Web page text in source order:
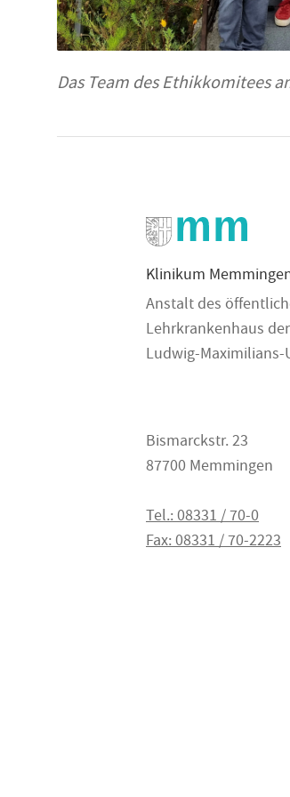
Das Team des Ethikkomitees
Klinikum
Anstalt des
Lehrkrankenhaus der
Ludwig-
Bismarckstr. 23
87700 Memmingen
Tel.: 08331 / 70-0
Fax: 08331 / 70-2223